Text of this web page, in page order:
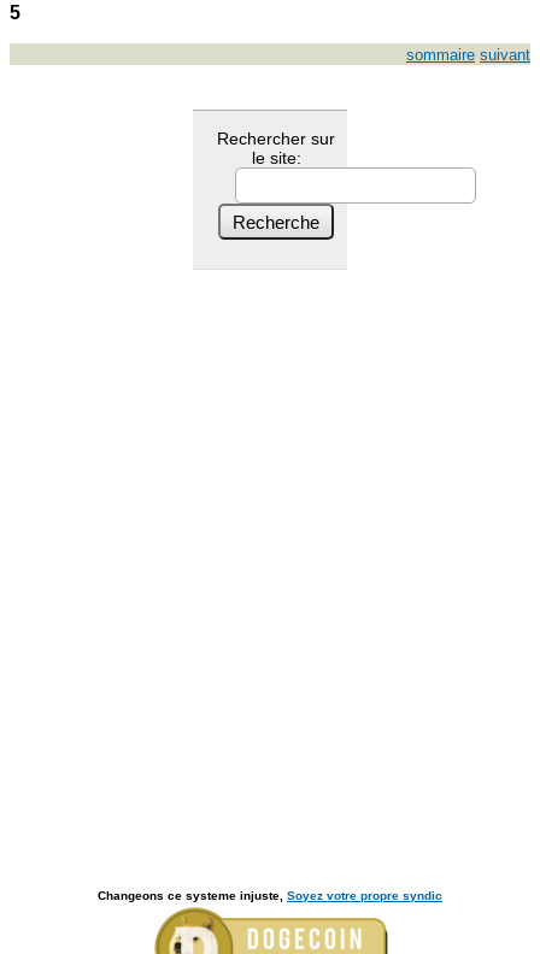
5
sommaire suivant
Rechercher sur
le site:
Changeons ce systeme injuste, Soyez votre propre syndic